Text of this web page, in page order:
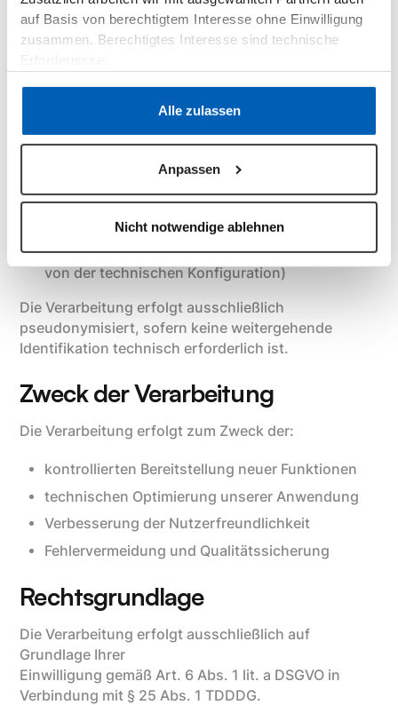
auf Basis von berechtigtem Interesse ohne Einwilligung
zusammen. Berechtigtes Interesse sind technische
Alle zulassen
Anpassen
Nicht notwendige ablehnen
Umfang der Verarbeitung
Nach Erteilung Ihrer Einwilligung können
insbesondere folgende Daten verarbeitet werden:
Technische Informationen (z. B. Browsertyp,
Betriebssystem, App-Version, Zeitstempel)
IP-Adresse (gekürzt oder vollständig, abhängig
von der technischen Konfiguration)
Die Verarbeitung erfolgt ausschließlich
pseudonymisiert, sofern keine weitergehende
Identifikation technisch erforderlich ist.
Zweck der Verarbeitung
Die Verarbeitung erfolgt zum Zweck der:
kontrollierten Bereitstellung neuer Funktionen
technischen Optimierung unserer Anwendung
Verbesserung der Nutzerfreundlichkeit
Fehlervermeidung und Qualitätssicherung
Rechtsgrundlage
Die Verarbeitung erfolgt ausschließlich auf
Grundlage Ihrer
Einwilligung gemäß Art. 6 Abs. 1 lit. a DSGVO in
Verbindung mit § 25 Abs. 1 TDDDG.